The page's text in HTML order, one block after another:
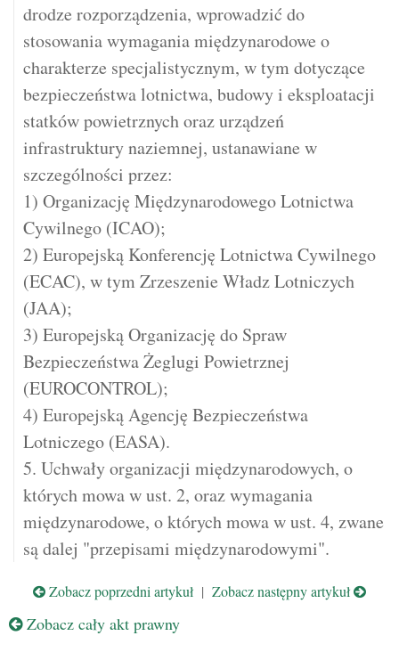
drodze rozporządzenia, wprowadzić do
stosowania wymagania międzynarodowe o
charakterze specjalistycznym, w tym dotyczące
bezpieczeństwa lotnictwa, budowy i eksploatacji
statków powietrznych oraz urządzeń
infrastruktury naziemnej, ustanawiane w
szczególności przez:
1) Organizację Międzynarodowego Lotnictwa
Cywilnego (ICAO);
2) Europejską Konferencję Lotnictwa Cywilnego
(ECAC), w tym Zrzeszenie Władz Lotniczych
(JAA);
3) Europejską Organizację do Spraw
Bezpieczeństwa Żeglugi Powietrznej
(EUROCONTROL);
4) Europejską Agencję Bezpieczeństwa
Lotniczego (EASA).
5. Uchwały organizacji międzynarodowych, o
których mowa w ust. 2, oraz wymagania
międzynarodowe, o których mowa w ust. 4, zwane
są dalej "przepisami międzynarodowymi".
Zobacz poprzedni artykuł | Zobacz następny artykuł
Zobacz cały akt prawny